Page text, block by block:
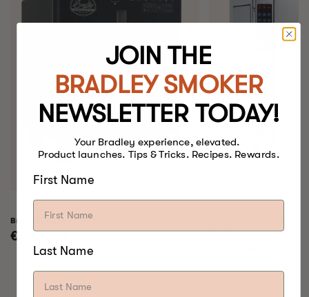
Bradley Raven Smoker
Normale
€799,00
racks
JOIN THE
BRADLEY SMOKER
NEWSLETTER TODAY!
Your Bradley experience, elevated.
Product launches. Tips & Tricks. Recipes. Rewards.
First Name
Last Name